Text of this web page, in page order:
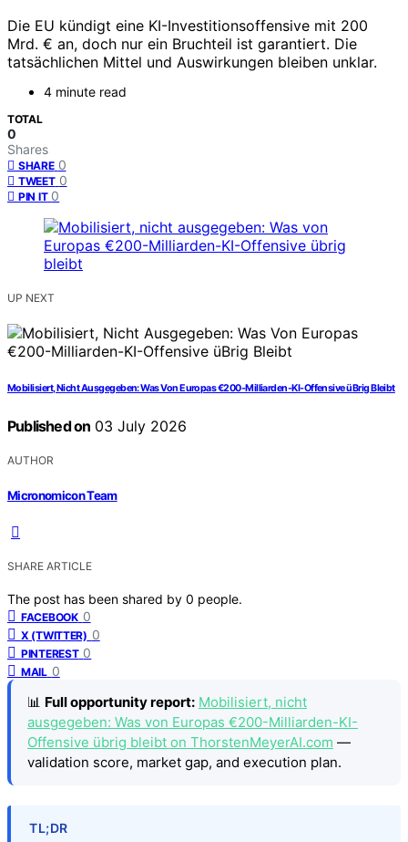
Die EU kündigt eine KI-Investitionsoffensive mit 200
Mrd. € an, doch nur ein Bruchteil ist garantiert. Die
tatsächlichen Mittel und Auswirkungen bleiben unklar.
4 minute read
TOTAL
0
Shares
SHARE 0
TWEET 0
PIN IT 0
UP NEXT
Mobilisiert, Nicht Ausgegeben: Was Von Europas €200-Milliarden-KI-Offensive üBrig Bleibt
Published on 03 July 2026
AUTHOR
Micronomicon Team
SHARE ARTICLE
The post has been shared by 0 people.
FACEBOOK 0
X (TWITTER) 0
PINTEREST 0
MAIL 0
📊 Full opportunity report: Mobilisiert, nicht
ausgegeben: Was von Europas €200-Milliarden-KI-
Offensive übrig bleibt on ThorstenMeyerAI.com —
validation score, market gap, and execution plan.
TL;DR